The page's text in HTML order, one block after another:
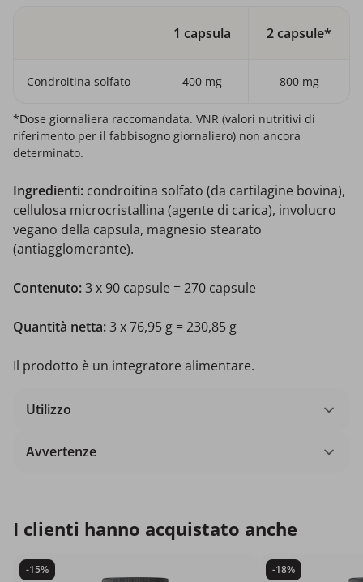
1 capsula 2 capsule*
Condroitina solfato 400 mg 800 mg
*Dose giornaliera raccomandata. VNR (valori nutritivi di
riferimento per il fabbisogno giornaliero) non ancora
determinato.
Ingredienti: condroitina solfato (da cartilagine bovina),
cellulosa microcristallina (agente di carica), involucro
vegano della capsula, magnesio stearato
(antiagglomerante).
Contenuto:3 x90 capsule = 270 capsule
Quantità netta:3 x 76,95 g = 230,85 g
Il prodotto è un integratore alimentare.
Utilizzo
Avvertenze
I clienti hanno acquistato anche
-15% -18%